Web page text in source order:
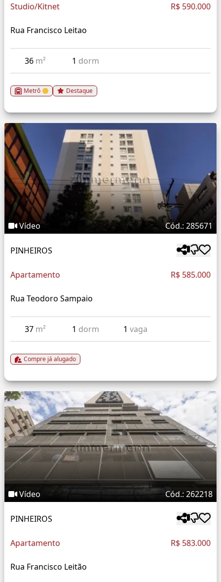
Studio/Kitnet R$ 590.000
Rua Francisco Leitao
36 m² 1 dorm
Metrô Destaque
Vídeo Cód.: 285671
PINHEIROS
Apartamento R$ 585.000
Rua Teodoro Sampaio
37 m² 1 dorm 1vaga
Compre já alugado
Vídeo Cód.: 262218
PINHEIROS
Apartamento R$ 583.000
Rua Francisco Leitão